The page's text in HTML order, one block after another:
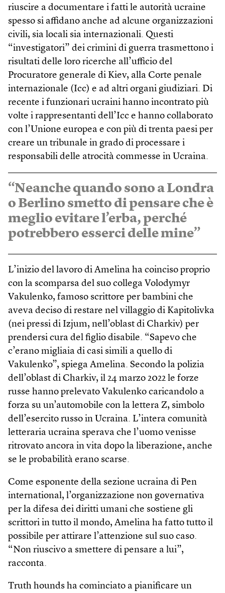
riuscire a documentare i fatti le autorità ucraine
spesso si affidano anche ad alcune organizzazioni
civili, sia locali sia internazionali. Questi
“investigatori” dei crimini di guerra trasmettono i
risultati delle loro ricerche all’ufficio del
Procuratore generale di Kiev, alla Corte penale
internazionale (Icc) e ad altri organi giudiziari. Di
recente i funzionari ucraini hanno incontrato più
volte i rappresentanti dell’Icc e hanno collaborato
con l’Unione europea e con più di trenta paesi per
creare un tribunale in grado di processare i
responsabili delle atrocità commesse in Ucraina.
“Neanche quando sono a Londra
o Berlino smetto di pensare che è
meglio evitare l’erba, perché
potrebbero esserci delle mine”
L’inizio del lavoro di Amelina ha coinciso proprio
con la scomparsa del suo collega Volodymyr
Vakulenko, famoso scrittore per bambini che
aveva deciso di restare nel villaggio di Kapitolivka
(nei pressi di Izjum, nell’oblast di Charkiv) per
prendersi cura del figlio disabile. “Sapevo che
c’erano migliaia di casi simili a quello di
Vakulenko”, spiega Amelina. Secondo la polizia
dell’oblast di Charkiv, il 24 marzo 2022 le forze
russe hanno prelevato Vakulenko caricandolo a
forza su un’automobile con la lettera Z, simbolo
dell’esercito russo in Ucraina. L’intera comunità
letteraria ucraina sperava che l’uomo venisse
ritrovato ancora in vita dopo la liberazione, anche
se le probabilità erano scarse.
Come esponente della sezione ucraina di Pen
international, l’organizzazione non governativa
per la difesa dei diritti umani che sostiene gli
scrittori in tutto il mondo, Amelina ha fatto tutto il
possibile per attirare l’attenzione sul suo caso.
“Non riuscivo a smettere di pensare a lui”,
racconta.
Truth hounds ha cominciato a pianificare un